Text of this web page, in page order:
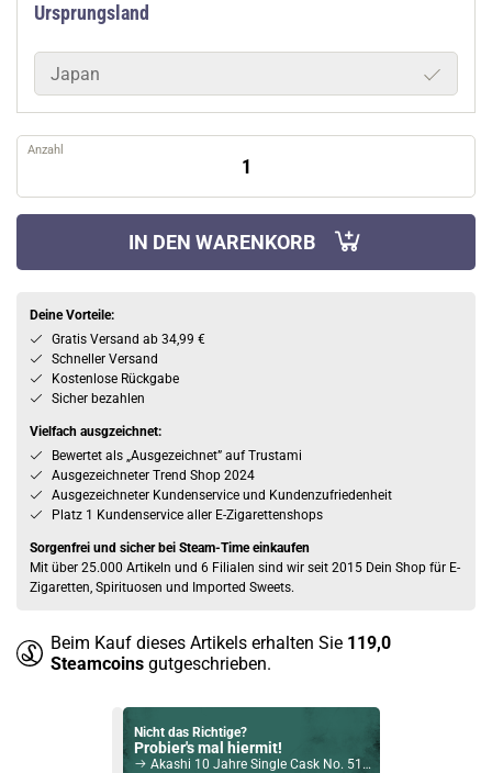
Ursprungsland
Japan
Anzahl
IN DEN WARENKORB
Deine Vorteile:
Gratis Versand ab 34,99 €
Schneller Versand
Kostenlose Rückgabe
Sicher bezahlen
Vielfach ausgzeichnet:
Bewertet als „Ausgezeichnet” auf Trustami
Ausgezeichneter Trend Shop 2024
Ausgezeichneter Kundenservice und Kundenzufriedenheit
Platz 1 Kundenservice aller E-Zigarettenshops
Sorgenfrei und sicher bei Steam-Time einkaufen
Mit über 25.000 Artikeln und 6 Filialen sind wir seit 2015 Dein Shop für E-
Zigaretten, Spirituosen und Imported Sweets.
Beim Kauf dieses Artikels erhalten Sie 119,0
Steamcoins gutgeschrieben.
Nicht das Richtige?
Probier's mal hiermit!
Akashi 10 Jahre Single Cask No. 5185 Whisky 55,6% Vol. 500ml